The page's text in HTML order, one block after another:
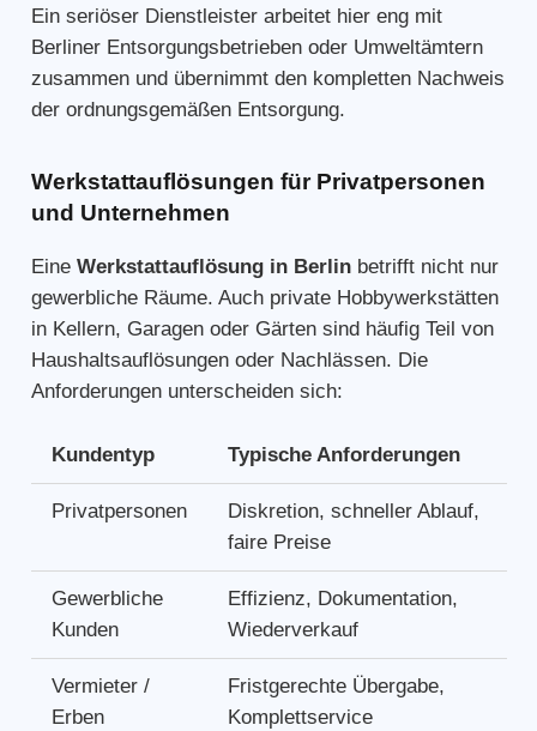
Ein seriöser Dienstleister arbeitet hier eng mit
Berliner Entsorgungsbetrieben oder Umweltämtern
zusammen und übernimmt den kompletten Nachweis
der ordnungsgemäßen Entsorgung.
Werkstattauflösungen für Privatpersonen
und Unternehmen
Eine Werkstattauflösung in Berlinbetrifft nicht nur
gewerbliche Räume. Auch private Hobbywerkstätten
in Kellern, Garagen oder Gärten sind häufig Teil von
Haushaltsauflösungen oder Nachlässen. Die
Anforderungen unterscheiden sich:
Kundentyp Typische Anforderungen
Privatpersonen
Diskretion, schneller Ablauf,
faire Preise
Gewerbliche
Kunden
Effizienz, Dokumentation,
Wiederverkauf
Vermieter /
Erben
Fristgerechte Übergabe,
Komplettservice